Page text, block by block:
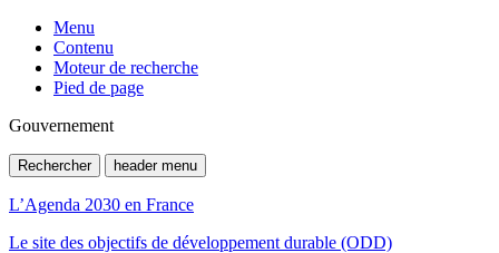
Menu
Contenu
Moteur de recherche
Pied de page
Gouvernement
Rechercher header menu
L’Agenda 2030 en France
Le site des objectifs de développement durable (ODD)